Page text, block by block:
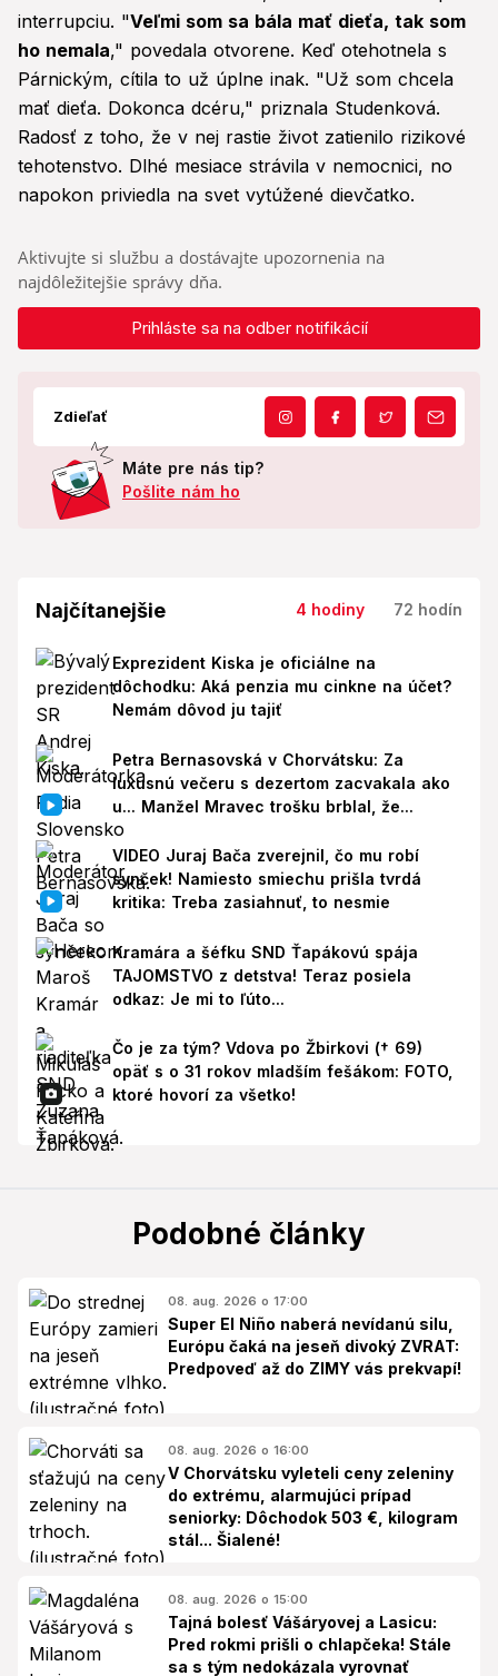
interrupciu. "Veľmi som sa bála mať dieťa, tak som
ho nemala," povedala otvorene. Keď otehotnela s
Párnickým, cítila to už úplne inak. "Už som chcela
mať dieťa. Dokonca dcéru," priznala Studenková.
Radosť z toho, že v nej rastie život zatienilo rizikové
tehotenstvo. Dlhé mesiace strávila v nemocnici, no
napokon priviedla na svet vytúžené dievčatko.
Aktivujte si službu a dostávajte upozornenia na
najdôležitejšie správy dňa.
Prihláste sa na odber notifikácií
Zdieľať
Máte pre nás tip?
Pošlite nám ho
Najčítanejšie 4 hodiny 72 hodín
Exprezident Kiska je oficiálne na
dôchodku: Aká penzia mu cinkne na účet?
Nemám dôvod ju tajiť
Petra Bernasovská v Chorvátsku: Za
luxusnú večeru s dezertom zacvakala ako
u... Manžel Mravec trošku brblal, že...
VIDEO Juraj Bača zverejnil, čo mu robí
synček! Namiesto smiechu prišla tvrdá
kritika: Treba zasiahnuť, to nesmie
Kramára a šéfku SND Ťapákovú spája
TAJOMSTVO z detstva! Teraz posiela
odkaz: Je mi to ľúto...
Čo je za tým? Vdova po Žbirkovi († 69)
opäť s o 31 rokov mladším fešákom: FOTO,
ktoré hovorí za všetko!
Podobné články
08. aug. 2026 o 17:00
Super El Niño naberá nevídanú silu,
Európu čaká na jeseň divoký ZVRAT:
Predpoveď až do ZIMY vás prekvapí!
08. aug. 2026 o 16:00
V Chorvátsku vyleteli ceny zeleniny
do extrému, alarmujúci prípad
seniorky: Dôchodok 503 €, kilogram
stál... Šialené!
08. aug. 2026 o 15:00
Tajná bolesť Vášáryovej a Lasicu:
Pred rokmi prišli o chlapčeka! Stále
sa s tým nedokázala vyrovnať